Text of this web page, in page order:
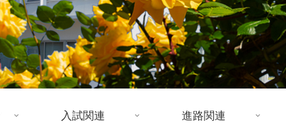
入試関連 進路関連